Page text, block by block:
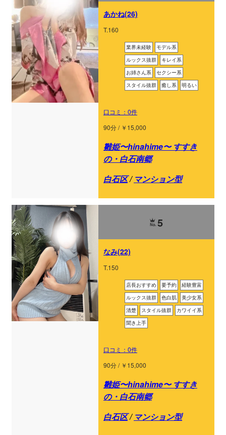
あかね(26)
T.160
業界未経験
モデル系
ルックス抜群
キレイ系
お姉さん系
セクシー系
スタイル抜群
癒し系 明るい
口コミ：0件
90分 / ￥15,000
雛姫〜hinahime〜 すすき
の・白石南郷
白石区/ マンション型
5
なみ(22)
T.150
店長おすすめ 要予約
経験豊富
ルックス抜群
色白肌
美少女系
清楚
スタイル抜群
カワイイ系
聞き上手
口コミ：0件
90分 / ￥15,000
雛姫〜hinahime〜 すすき
の・白石南郷
白石区/ マンション型